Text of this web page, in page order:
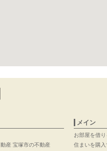
産 宝塚市の不動産
メイン
お部屋を借り
住まいを購入